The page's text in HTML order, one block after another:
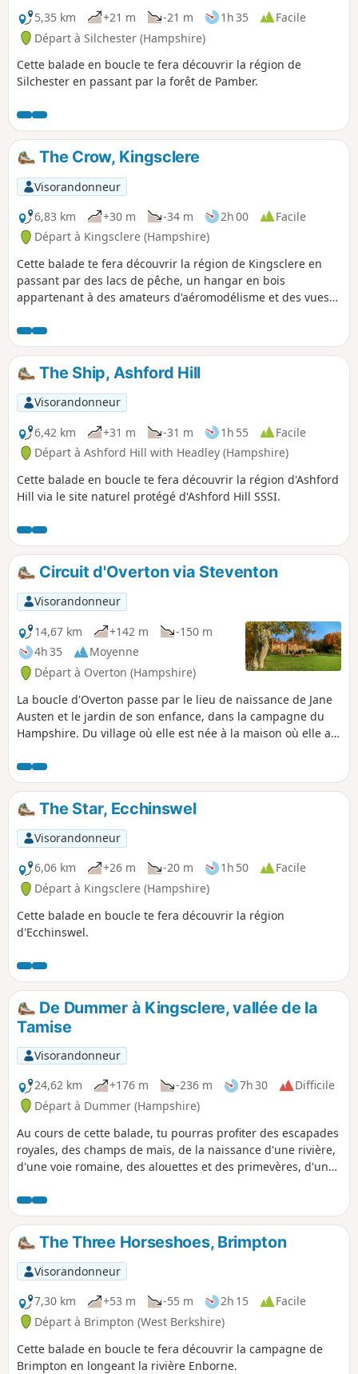
5,35 km +21 m -21 m 1h 35
Facile
Départ à Silchester (Hampshire)
Cette balade en boucle te fera découvrir la région de
Silchester en passant par la forêt de Pamber.
The Crow, Kingsclere
Visorandonneur
6,83 km
+30 m -34 m 2h 00
Facile
Départ à Kingsclere (Hampshire)
Cette balade te fera découvrir la région de Kingsclere en
passant par des lacs de pêche, un hangar en bois
appartenant à des amateurs d'aéromodélisme et des vues
The Ship, Ashford Hill
Visorandonneur
6,42 km
+31 m -31 m 1h 55
Facile
Départ à Ashford Hill with Headley (Hampshire)
Cette balade en boucle te fera découvrir la région d'Ashford
Hill via le site naturel protégé d'Ashford Hill SSSI.
Circuit d'Overton via Steventon
Visorandonneur
14,67 km
+142 m
-150 m
4h 35
Moyenne
Départ à Overton (Hampshire)
La boucle d'Overton passe par le lieu de naissance de Jane
Austen et le jardin de son enfance, dans la campagne du
Hampshire. Du village où elle est née à la maison où elle a
père était pasteur, cette balade te fera voyager dans le
temps !
The Star, Ecchinswel
Visorandonneur
6,06 km
+26 m -20 m 1h 50
Facile
Départ à Kingsclere (Hampshire)
Cette balade en boucle te fera découvrir la région
d'Ecchinswel.
De Dummer à Kingsclere, vallée de la
Tamise
Visorandonneur
24,62 km
+176 m -236 m 7h 30
Difficile
Départ à Dummer (Hampshire)
Au cours de cette balade, tu pourras profiter des escapades
royales, des champs de maïs, de la naissance d'une rivière,
d'une voie romaine, des alouettes et des primevères, d'un
région réputée pour ses chevaux de course. Cette partie du
parcours suit le Wayfarer's Walk.
The Three Horseshoes, Brimpton
Visorandonneur
7,30 km
+53 m -55 m 2h 15
Facile
Départ à Brimpton (West Berkshire)
Cette balade en boucle te fera découvrir la campagne de
Brimpton en longeant la rivière Enborne.